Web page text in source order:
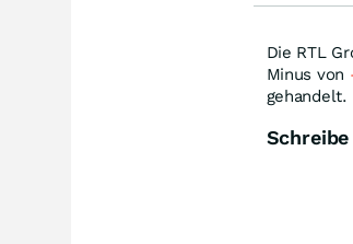
Die RTL
Minus von
gehandelt.